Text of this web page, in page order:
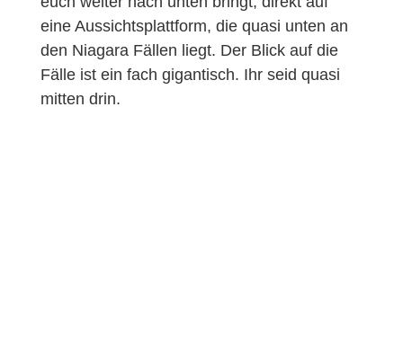
eine Aussichtsplattform, die quasi unten an
den Niagara Fällen liegt. Der Blick auf die
Fälle ist ein fach gigantisch. Ihr seid quasi
mitten drin.